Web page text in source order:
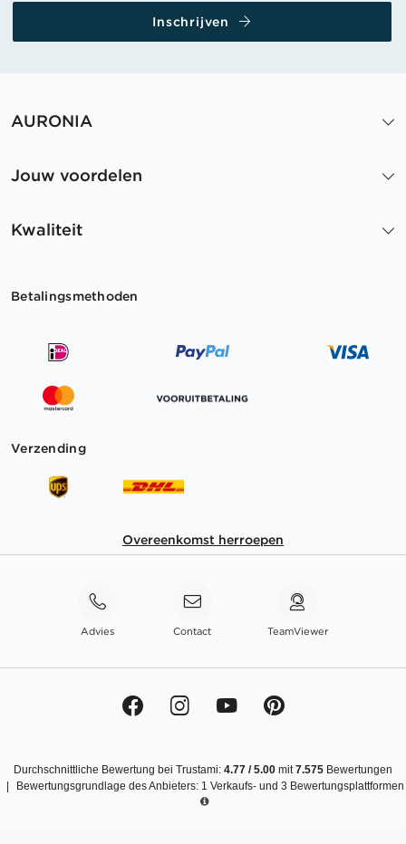
Inschrijven
AURONIA
Jouw voordelen
Kwaliteit
Betalingsmethoden
Verzending
Overeenkomst herroepen
Advies Contact TeamViewer
Durchschnittliche Bewertung bei Trustami: 4.77 /5.00 mit7.575 Bewertungen
Bewertungsgrundlage des Anbieters: 1 Verkaufs- und 3 Bewertungsplattformen